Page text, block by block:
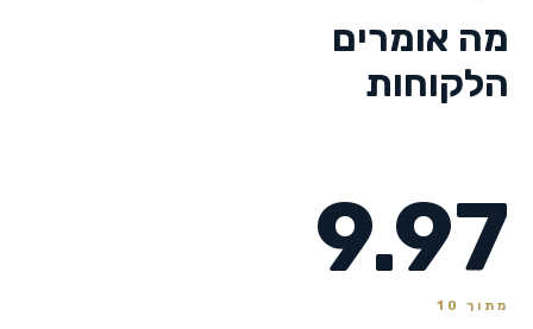
מה אומרים
הלקוחות
9.97
מתוך 10